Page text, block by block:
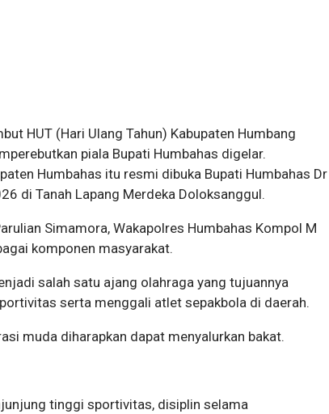
HUT (Hari Ulang Tahun) Kabupaten Humbang
piala Bupati Humbahas digelar.
Humbahas itu resmi dibuka Bupati Humbahas Dr
di Tanah Lapang Merdeka Doloksanggul.
Simamora, Wakapolres Humbahas Kompol M
komponen masyarakat.
salah satu ajang olahraga yang tujuannya
serta menggali atlet sepakbola di daerah.
muda diharapkan dapat menyalurkan bakat.
tinggi sportivitas, disiplin selama